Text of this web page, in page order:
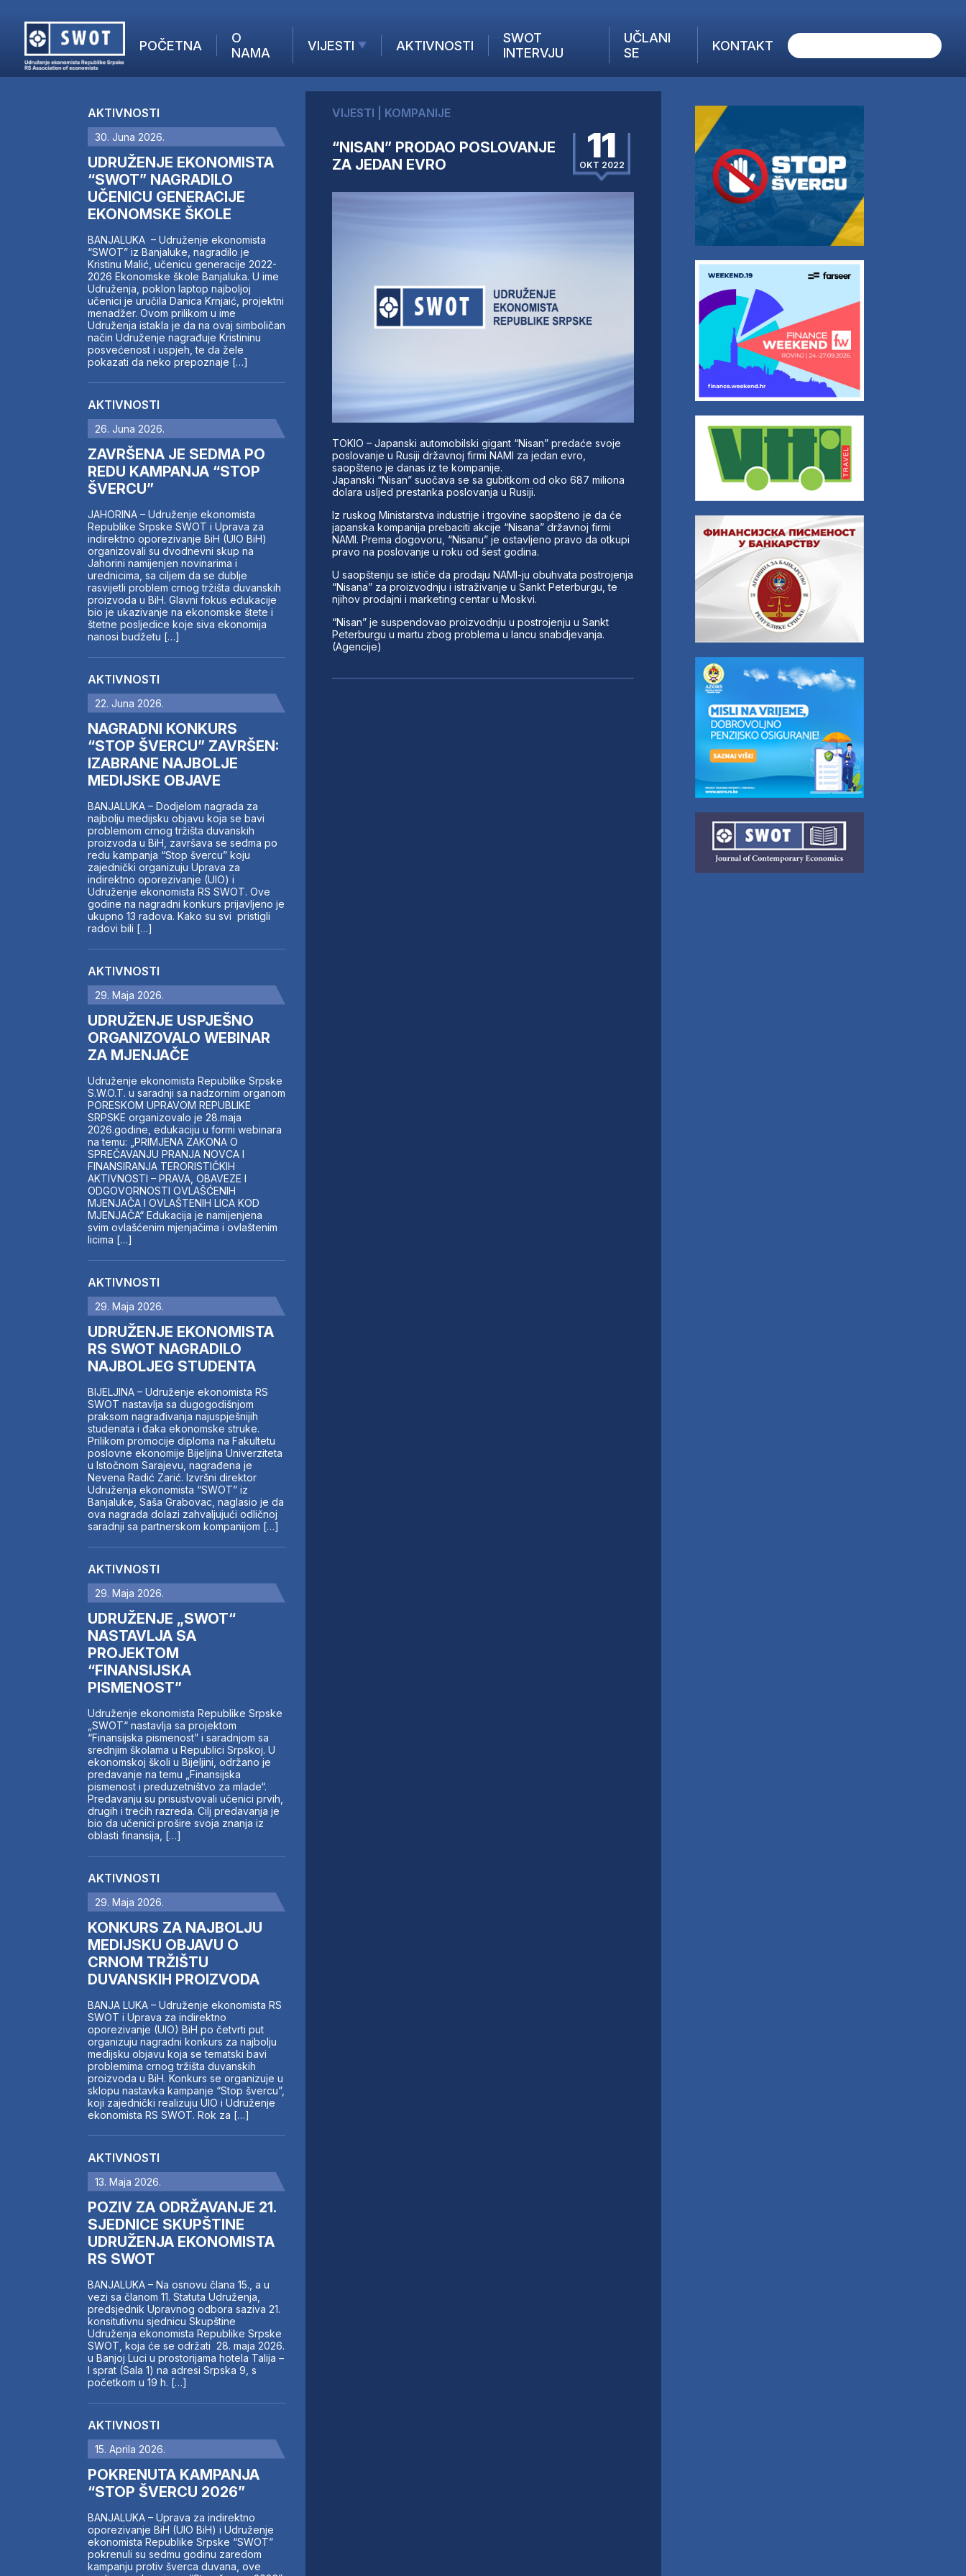
POČETNA
O
NAMA
VIJESTI
AKTUELNO
KOMPANIJE
FINANSIJE
IZ STRANIH MEDIJA
AKTIVNOSTI
SWOT
INTERVJU
UČLANI
SE
KONTAKT
AKTUELNO
ANALIZE
KOMPANIJE
FINANSIJE
IZ STRANIH MEDIJA
AKTIVNOSTI
SWOT INTERVJU
UČLANI SE
KONTAKT
AKTIVNOSTI
30. Juna 2026.
UDRUŽENJE EKONOMISTA
“SWOT” NAGRADILO
UČENICU GENERACIJE
EKONOMSKE ŠKOLE
BANJALUKA – Udruženje ekonomista
“SWOT” iz Banjaluke, nagradilo je
Kristinu Malić, učenicu generacije 2022-
2026 Ekonomske škole Banjaluka. U ime
Udruženja, poklon laptop najboljoj
učenici je uručila Danica Krnjaić, projektni
menadžer. Ovom prilikom u ime
Udruženja istakla je da na ovaj simboličan
način Udruženje nagrađuje Kristininu
posvećenost i uspjeh, te da žele
pokazati da neko prepoznaje […]
AKTIVNOSTI
26. Juna 2026.
ZAVRŠENA JE SEDMA PO
REDU KAMPANJA “STOP
ŠVERCU”
JAHORINA – Udruženje ekonomista
Republike Srpske SWOT i Uprava za
indirektno oporezivanje BiH (UIO BiH)
organizovali su dvodnevni skup na
Jahorini namijenjen novinarima i
urednicima, sa ciljem da se dublje
rasvijetli problem crnog tržišta duvanskih
proizvoda u BiH. Glavni fokus edukacije
bio je ukazivanje na ekonomske štete i
štetne posljedice koje siva ekonomija
nanosi budžetu […]
AKTIVNOSTI
22. Juna 2026.
NAGRADNI KONKURS
“STOP ŠVERCU” ZAVRŠEN:
IZABRANE NAJBOLJE
MEDIJSKE OBJAVE
BANJALUKA – Dodjelom nagrada za
najbolju medijsku objavu koja se bavi
problemom crnog tržišta duvanskih
proizvoda u BiH, završava se sedma po
redu kampanja “Stop švercu” koju
zajednički organizuju Uprava za
indirektno oporezivanje (UIO) i
Udruženje ekonomista RS SWOT. Ove
godine na nagradni konkurs prijavljeno je
ukupno 13 radova. Kako su svi pristigli
radovi bili […]
AKTIVNOSTI
29. Maja 2026.
UDRUŽENJE USPJEŠNO
ORGANIZOVALO WEBINAR
ZA MJENJAČE
Udruženje ekonomista Republike Srpske
S.W.O.T. u saradnji sa nadzornim organom
PORESKOM UPRAVOM REPUBLIKE
SRPSKE organizovalo je 28.maja
2026.godine, edukaciju u formi webinara
na temu: „PRIMJENA ZAKONA O
SPREČAVANJU PRANJA NOVCA I
FINANSIRANJA TERORISTIČKIH
AKTIVNOSTI – PRAVA, OBAVEZE I
ODGOVORNOSTI OVLAŠĆENIH
MJENJAČA I OVLAŠTENIH LICA KOD
MJENJAČA“ Edukacija je namijenjena
svim ovlašćenim mjenjačima i ovlaštenim
licima […]
AKTIVNOSTI
29. Maja 2026.
UDRUŽENJE EKONOMISTA
RS SWOT NAGRADILO
NAJBOLJEG STUDENTA
BIJELJINA – Udruženje ekonomista RS
SWOT nastavlja sa dugogodišnjom
praksom nagrađivanja najuspješnijih
studenata i đaka ekonomske struke.
Prilikom promocije diploma na Fakultetu
poslovne ekonomije Bijeljina Univerziteta
u Istočnom Sarajevu, nagrađena je
Nevena Radić Zarić. Izvršni direktor
Udruženja ekonomista “SWOT” iz
Banjaluke, Saša Grabovac, naglasio je da
ova nagrada dolazi zahvaljujući odličnoj
saradnji sa partnerskom kompanijom […]
AKTIVNOSTI
29. Maja 2026.
UDRUŽENJE „SWOT“
NASTAVLJA SA
PROJEKTOM
“FINANSIJSKA
PISMENOST”
Udruženje ekonomista Republike Srpske
„SWOT“ nastavlja sa projektom
“Finansijska pismenost” i saradnjom sa
srednjim školama u Republici Srpskoj. U
ekonomskoj školi u Bijeljini, održano je
predavanje na temu „Finansijska
pismenost i preduzetništvo za mlade“.
Predavanju su prisustvovali učenici prvih,
drugih i trećih razreda. Cilj predavanja je
bio da učenici prošire svoja znanja iz
oblasti finansija, […]
AKTIVNOSTI
29. Maja 2026.
KONKURS ZA NAJBOLJU
MEDIJSKU OBJAVU O
CRNOM TRŽIŠTU
DUVANSKIH PROIZVODA
BANJA LUKA – Udruženje ekonomista RS
SWOT i Uprava za indirektno
oporezivanje (UIO) BiH po četvrti put
organizuju nagradni konkurs za najbolju
medijsku objavu koja se tematski bavi
problemima crnog tržišta duvanskih
proizvoda u BiH. Konkurs se organizuje u
sklopu nastavka kampanje “Stop švercu”,
koji zajednički realizuju UIO i Udruženje
ekonomista RS SWOT. Rok za […]
AKTIVNOSTI
13. Maja 2026.
POZIV ZA ODRŽAVANJE 21.
SJEDNICE SKUPŠTINE
UDRUŽENJA EKONOMISTA
RS SWOT
BANJALUKA – Na osnovu člana 15., a u
vezi sa članom 11. Statuta Udruženja,
predsjednik Upravnog odbora saziva 21.
konsitutivnu sjednicu Skupštine
Udruženja ekonomista Republike Srpske
SWOT, koja će se održati 28. maja 2026.
u Banjoj Luci u prostorijama hotela Talija –
I sprat (Sala 1) na adresi Srpska 9, s
početkom u 19 h. […]
AKTIVNOSTI
15. Aprila 2026.
POKRENUTA KAMPANJA
“STOP ŠVERCU 2026”
BANJALUKA – Uprava za indirektno
oporezivanje BiH (UIO BiH) i Udruženje
ekonomista Republike Srpske “SWOT”
pokrenuli su sedmu godinu zaredom
kampanju protiv šverca duvana, ove
VIJESTI KOMPANIJE
“NISAN” PRODAO POSLOVANJE
ZA JEDAN EVRO
11
OKT 2022
TOKIO – Japanski automobilski gigant “Nisan” predaće svoje
poslovanje u Rusiji državnoj firmi NAMI za jedan evro,
saopšteno je danas iz te kompanije.
Japanski “Nisan” suočava se sa gubitkom od oko 687 miliona
dolara usljed prestanka poslovanja u Rusiji.
Iz ruskog Ministarstva industrije i trgovine saopšteno je da će
japanska kompanija prebaciti akcije “Nisana” državnoj firmi
NAMI. Prema dogovoru, “Nisanu” je ostavljeno pravo da otkupi
pravo na poslovanje u roku od šest godina.
U saopštenju se ističe da prodaju NAMI-ju obuhvata postrojenja
“Nisana” za proizvodnju i istraživanje u Sankt Peterburgu, te
njihov prodajni i marketing centar u Moskvi.
“Nisan” je suspendovao proizvodnju u postrojenju u Sankt
Peterburgu u martu zbog problema u lancu snabdjevanja.
(Agencije)